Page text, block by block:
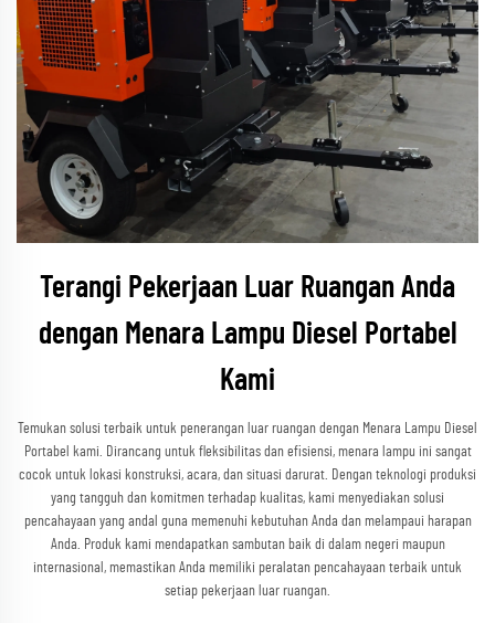
Terangi Pekerjaan Luar Ruangan Anda
dengan Menara Lampu Diesel Portabel
Kami
Temukan solusi terbaik untuk penerangan luar ruangan dengan Menara Lampu Diesel
Portabel kami. Dirancang untuk fleksibilitas dan efisiensi, menara lampu ini sangat
cocok untuk lokasi konstruksi, acara, dan situasi darurat. Dengan teknologi produksi
yang tangguh dan komitmen terhadap kualitas, kami menyediakan solusi
pencahayaan yang andal guna memenuhi kebutuhan Anda dan melampaui harapan
Anda. Produk kami mendapatkan sambutan baik di dalam negeri maupun
internasional, memastikan Anda memiliki peralatan pencahayaan terbaik untuk
setiap pekerjaan luar ruangan.